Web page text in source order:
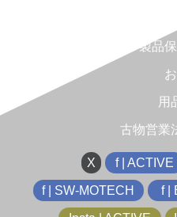
プライ
製品
用
古物営業
X f | ACTIVE
f | SW-MOTECH f |